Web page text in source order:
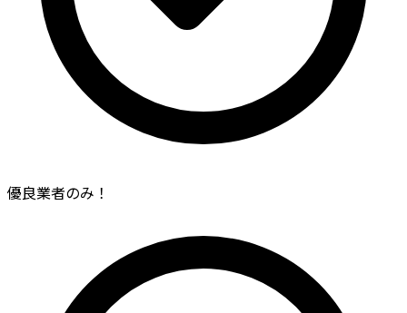
優良業者のみ！